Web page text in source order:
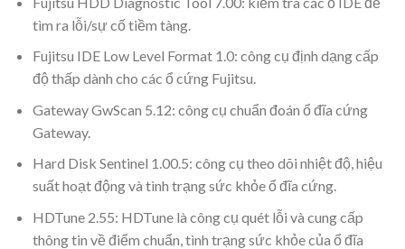
tìm ra lỗi/sự cố tiềm tàng.
Fujitsu IDE Low Level Format 1.0: công cụ định dạng cấp
độ thấp dành cho các ổ cứng Fujitsu.
Gateway GwScan 5.12: công cụ chuẩn đoán ổ đĩa cứng
Gateway.
Hard Disk Sentinel 1.00.5: công cụ theo dõi nhiệt độ, hiệu
suất hoạt động và tình trạng sức khỏe ổ đĩa cứng.
HDTune 2.55: HDTune là công cụ quét lỗi và cung cấp
thông tin về điểm chuẩn, tình trạng sức khỏe của ổ đĩa